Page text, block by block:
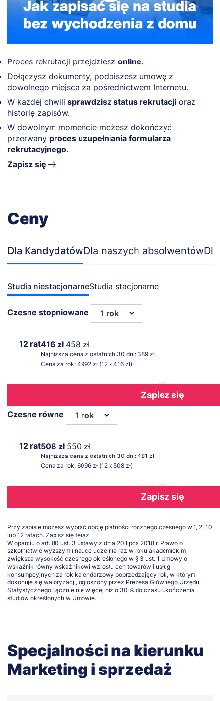
Proces rekrutacji przejdziesz online.
Dołączysz dokumenty, podpiszesz umowę z
dowolnego miejsca za pośrednictwem Internetu.
W każdej chwili sprawdzisz status rekrutacji oraz
historię zapisów.
W dowolnym momencie możesz dokończyć
przerwany proces uzupełniania formularza
rekrutacyjnego.
Zapisz się
Ceny
Dla KandydatówDla naszych absolwentów
Studia niestacjonarneStudia stacjonarne
Czesne stopniowane 1 rok
12 rat416 zł458 zł
Najniższa cena z ostatnich 30 dni: 389 zł
Cena za rok: 4992 zł (12 x 416 zł)
Zapisz się
Czesne równe 1 rok
12 rat508 zł550 zł
Najniższa cena z ostatnich 30 dni: 481 zł
Cena za rok: 6096 zł (12 x 508 zł)
Zapisz się
Przy zapisie możesz wybrać opcję płatności rocznego czesnego w 1, 2, 10
lub 12 ratach. Zapisz się teraz
W oparciu o art. 80 ust. 3 ustawy z dnia 20 lipca 2018 r. Prawo o
szkolnictwie wyższym i nauce uczelnia raz w roku akademickim
zwiększa wysokość czesnego określonego w § 3 ust. 1 Umowy o
wskaźnik równy wskaźnikowi wzrostu cen towarów i usług
konsumpcyjnych za rok kalendarzowy poprzedzający rok, w którym
dokonuje się waloryzacji, ogłoszony przez Prezesa Głównego Urzędu
Statystycznego, łącznie nie więcej niż o 30 % do czasu ukończenia
studiów określonych w Umowie.
Specjalności na kierunku
Marketing i sprzedaż